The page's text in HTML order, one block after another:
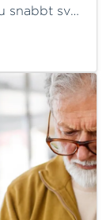
snabbt svar
här för dig.